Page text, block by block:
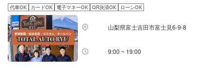
代車OK カードOK 電子マネーOK QR決済OK ローンOK
山梨県富士吉田市富士見6-9-8
9:00 ~ 19:00